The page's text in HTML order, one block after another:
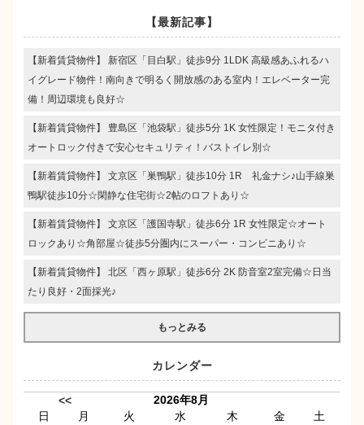
【最新記事】
【新着賃貸物件】 新宿区「目白駅」徒歩9分 1LDK 高級感あふれるハ
イグレード物件！南向きで明るく開放感のある室内！エレベーター完
備！周辺環境も良好☆
【新着賃貸物件】 豊島区「池袋駅」徒歩5分 1K 女性限定！モニタ付き
オートロック付きで安心セキュリティ！バストイレ別☆
【新着賃貸物件】 文京区「巣鴨駅」徒歩10分 1R 礼金ナシ♪山手線巣
鴨駅徒歩10分☆閑静な住宅街☆2帖のロフトあり☆
【新着賃貸物件】 文京区「護国寺駅」徒歩6分 1R 女性限定☆オート
ロックあり☆角部屋☆徒歩5分圏内にスーパー・コンビニあり☆
【新着賃貸物件】 北区「西ヶ原駅」徒歩6分 2K 防音室2室完備☆日当
たり良好・2面採光♪
もっとみる
カレンダー
<<
2026年8月
日
月 火 水 木 金
土